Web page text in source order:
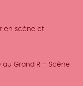
en scène et
Grand R – Scène